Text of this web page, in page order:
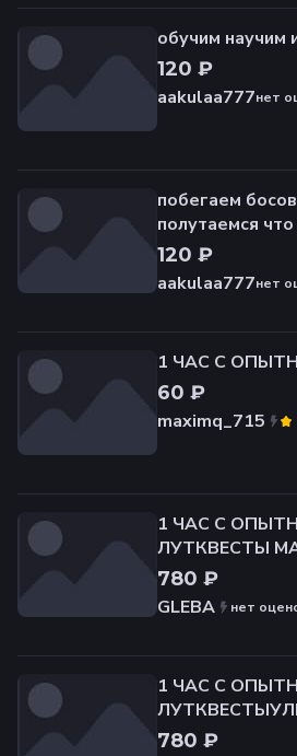
обучим научим
120 ₽
aakulaa777нет
побегаем
полутаемся
120 ₽
aakulaa777нет
1 ЧАС С
60 ₽
maximq_715
1 ЧАС С
ЛУТКВЕСТЫ
780 ₽
GLEBA
нет
1 ЧАС С
780 ₽